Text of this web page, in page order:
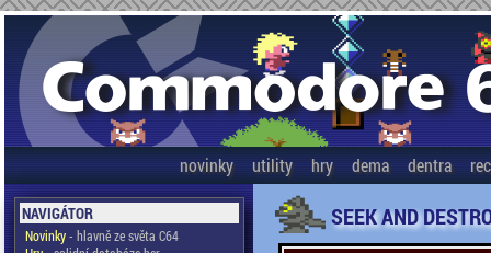
novinky utility hry dema dentra
NAVIGÁTOR
Novinky- hlavně ze světa C64
SEEK AND